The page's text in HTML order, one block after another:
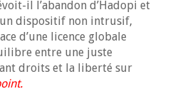
il l’abandon d’Hadopi et
dispositif non intrusif,
d’une licence globale
entre une juste
droits et la liberté sur